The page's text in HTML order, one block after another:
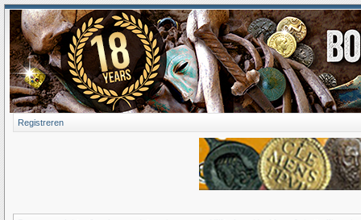
Registreren